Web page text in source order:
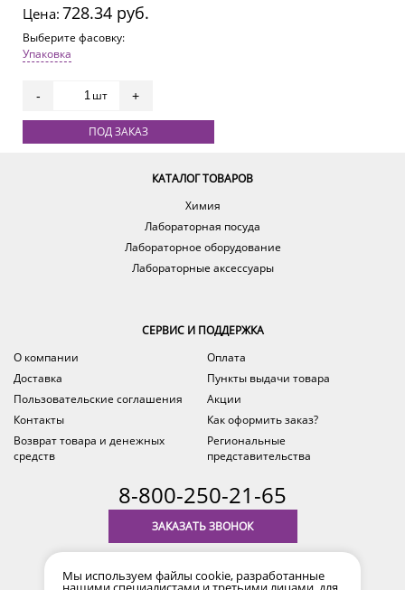
Цена: 728.34 руб.
Выберите фасовку:
Упаковка
- шт +
ПОД ЗАКАЗ
КАТАЛОГ ТОВАРОВ
Химия
Лабораторная посуда
Лабораторное оборудование
Лабораторные аксессуары
СЕРВИС И ПОДДЕРЖКА
О компании
Оплата
Доставка
Пункты выдачи товара
Пользовательские соглашения
Акции
Контакты
Как оформить заказ?
Возврат товара и денежных
средств
Региональные
представительства
8-800-250-21-65
ЗАКАЗАТЬ ЗВОНОК
время по Уфе (MSK+2)
Мы используем файлы cookie, разработанные